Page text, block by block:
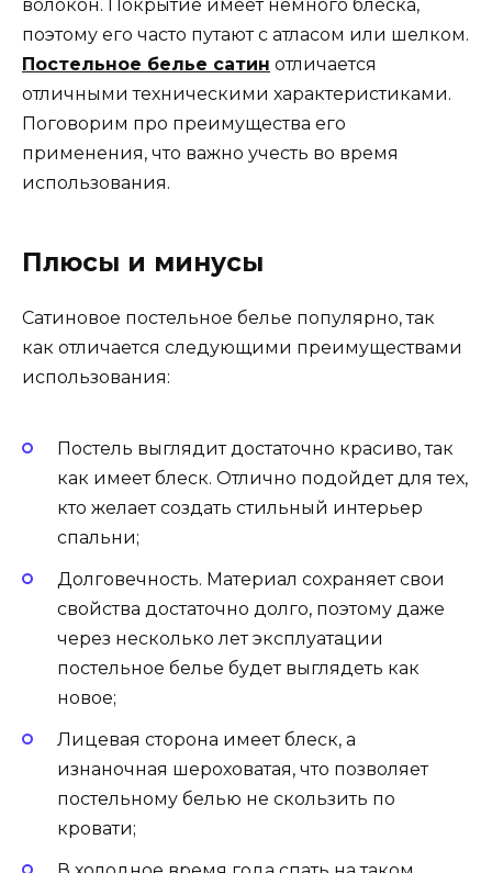
волокон. Покрытие имеет немного блеска,
поэтому его часто путают с атласом или шелком.
Постельное белье сатин отличается
отличными техническими характеристиками.
Поговорим про преимущества его
применения, что важно учесть во время
использования.
Плюсы и минусы
Сатиновое постельное белье популярно, так
как отличается следующими преимуществами
использования:
Постель выглядит достаточно красиво, так
как имеет блеск. Отлично подойдет для тех,
кто желает создать стильный интерьер
спальни;
Долговечность. Материал сохраняет свои
свойства достаточно долго, поэтому даже
через несколько лет эксплуатации
постельное белье будет выглядеть как
новое;
Лицевая сторона имеет блеск, а
изнаночная шероховатая, что позволяет
постельному белью не скользить по
кровати;